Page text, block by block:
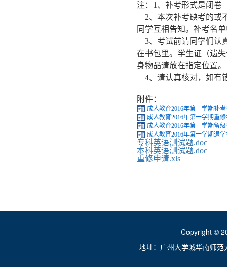
注：1、补考形式是闭卷
2、本次补考缺考的或
同学互相告知。补考名
3、考试前请同学们认
在书包里。学生证（遗
身物品请放在指定位置。
4、请认真核对，如有
附件：
成人教育2016年第一学期补考
成人教育2016年第一学期重修
成人教育2016年第一学期留级
成人教育2016年第一学期退学
专科英语测试题.doc
本科英语测试题.doc
重修申请.xls
Copyright ©
地址：广州大学城华南